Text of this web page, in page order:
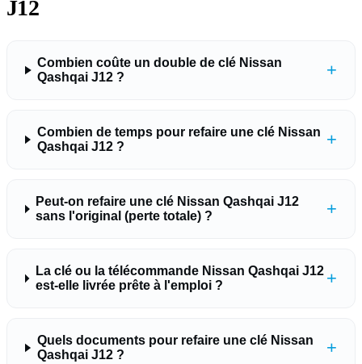
J12
Combien coûte un double de clé Nissan
Qashqai J12 ?
+
Combien de temps pour refaire une clé Nissan
Qashqai J12 ?
+
Peut-on refaire une clé Nissan Qashqai J12
sans l'original (perte totale) ?
+
La clé ou la télécommande Nissan Qashqai J12
est-elle livrée prête à l'emploi ?
+
Quels documents pour refaire une clé Nissan
Qashqai J12 ?
+